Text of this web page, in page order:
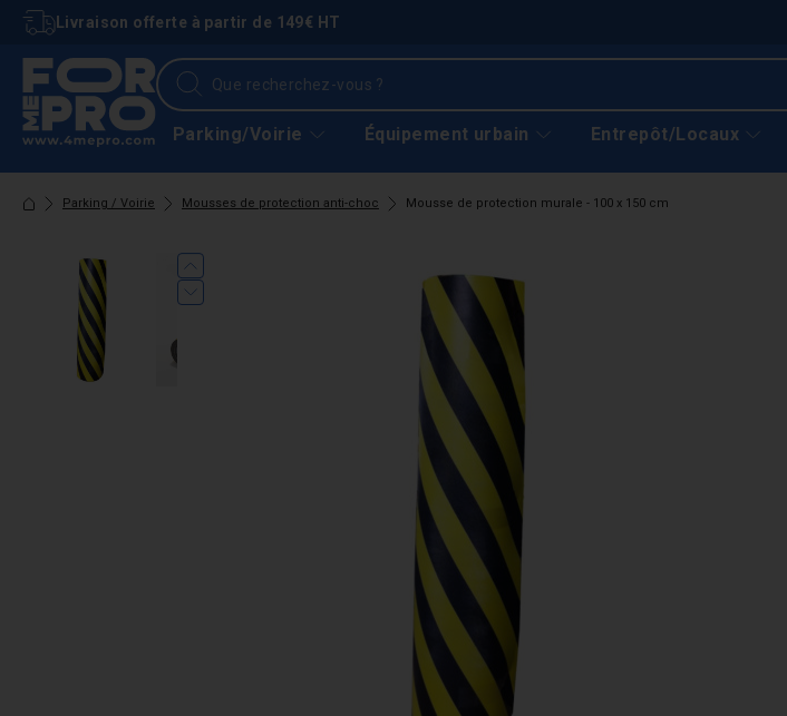
Livraison offerte à partir de 149€ HT
Parking/Voirie Équipement urbain Entrepôt/Locaux
Parking / Voirie Mousses de protection anti-choc Mousse de protection murale - 100 x 150 cm